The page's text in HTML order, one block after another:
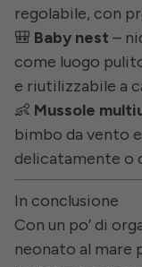
regolabile, con
🎒 Baby nest –
come luogo
e riutilizzabile a
👶 Mussole
bimbo da vento
delicatamente o
In conclusione
Con un po’ di
neonato al mare